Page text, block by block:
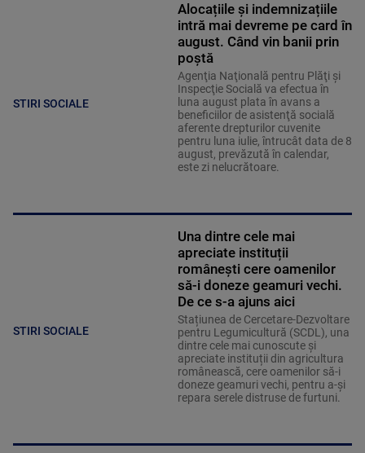
STIRI SOCIALE
Alocațiile și indemnizațiile
intră mai devreme pe card în
august. Când vin banii prin
poștă
Agenţia Naţională pentru Plăţi şi
Inspecţie Socială va efectua în
luna august plata în avans a
beneficiilor de asistenţă socială
aferente drepturilor cuvenite
pentru luna iulie, întrucât data de 8
august, prevăzută în calendar,
este zi nelucrătoare.
STIRI SOCIALE
Una dintre cele mai
apreciate instituții
românești cere oamenilor
să-i doneze geamuri vechi.
De ce s-a ajuns aici
Stațiunea de Cercetare-Dezvoltare
pentru Legumicultură (SCDL), una
dintre cele mai cunoscute și
apreciate instituții din agricultura
românească, cere oamenilor să-i
doneze geamuri vechi, pentru a-și
repara serele distruse de furtuni.